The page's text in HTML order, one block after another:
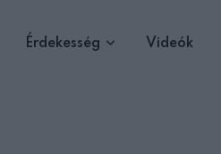
Érdekesség Videók